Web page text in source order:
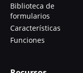
Biblioteca de
formularios
Características
Funciones